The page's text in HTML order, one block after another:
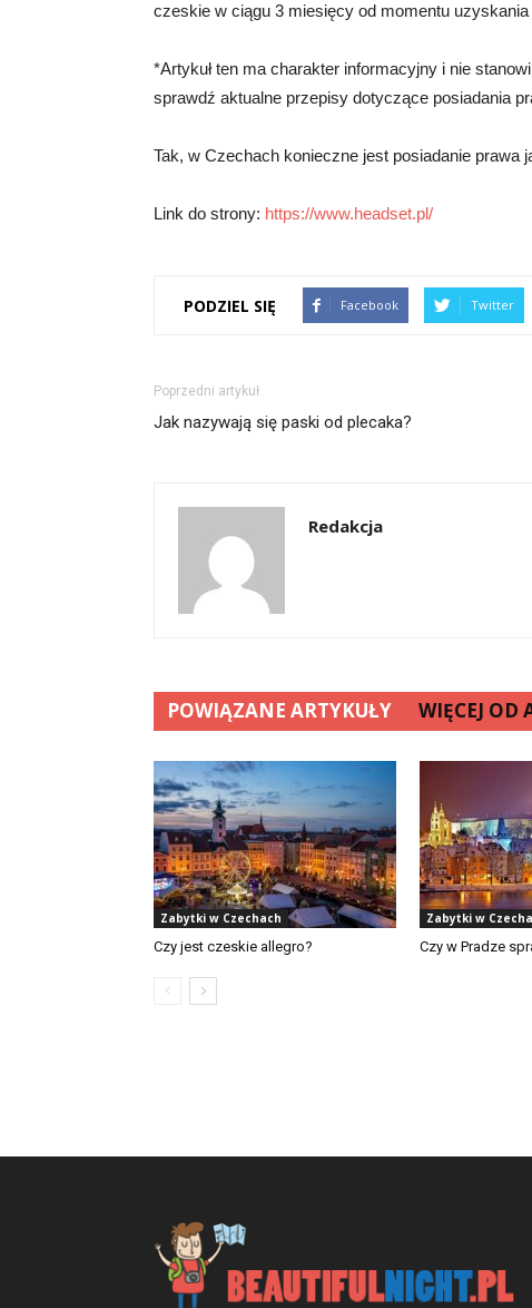
czeskie w ciągu 3 miesięcy od momentu
*Artykuł ten ma charakter informacyjny i nie
sprawdź aktualne przepisy dotyczące posiadania
Tak, w Czechach konieczne jest posiadanie prawa
Link do strony: https://www.headset.pl/
PODZIEL SIĘ Facebook Twitter
Poprzedni artykuł
Jak nazywają się paski od plecaka?
Redakcja
POWIĄZANE ARTYKUŁY WIĘCEJ OD
Zabytki w Czechach
Czy jest czeskie allegro?
Zabytki w
Czy w Pradze